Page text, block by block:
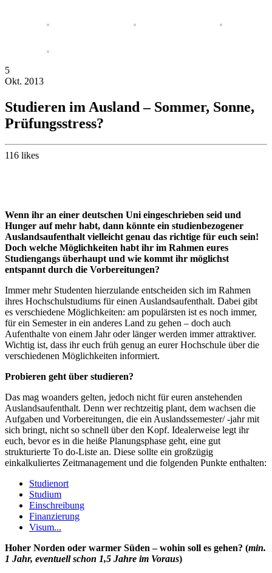
5
Okt. 2013
Studieren im Ausland – Sommer, Sonne,
Prüfungsstress?
116 likes
Wenn ihr an einer deutschen Uni eingeschrieben seid und
Hunger auf mehr habt, dann könnte ein studienbezogener
Auslandsaufenthalt vielleicht genau das richtige für euch sein!
Doch welche Möglichkeiten habt ihr im Rahmen eures
Studiengangs überhaupt und wie kommt ihr möglichst
entspannt durch die Vorbereitungen?
Immer mehr Studenten hierzulande entscheiden sich im Rahmen
ihres Hochschulstudiums für einen Auslandsaufenthalt. Dabei gibt
es verschiedene Möglichkeiten: am populärsten ist es noch immer,
für ein Semester in ein anderes Land zu gehen – doch auch
Aufenthalte von einem Jahr oder länger werden immer attraktiver.
Wichtig ist, dass ihr euch früh genug an eurer Hochschule über die
verschiedenen Möglichkeiten informiert.
Probieren geht über studieren?
Das mag woanders gelten, jedoch nicht für euren anstehenden
Auslandsaufenthalt. Denn wer rechtzeitig plant, dem wachsen die
Aufgaben und Vorbereitungen, die ein Auslandssemester/ -jahr mit
sich bringt, nicht so schnell über den Kopf. Idealerweise legt ihr
euch, bevor es in die heiße Planungsphase geht, eine gut
strukturierte To do-Liste an. Diese sollte ein großzügig
einkalkuliertes Zeitmanagement und die folgenden Punkte enthalten:
Studienort
Studium
Einschreibung
Finanzierung
Visum...
Hoher Norden oder warmer Süden – wohin soll es gehen? (min.
1 Jahr, eventuell schon 1,5 Jahre im Voraus)